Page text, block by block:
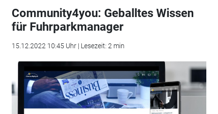
Community4you: Geballtes Wissen
für Fuhrparkmanager
15.12.2022 10:45 Uhr | Lesezeit: 2 min